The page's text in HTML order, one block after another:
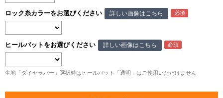
ロック糸カラーをお選びください 詳しい画像はこちら
ヒールパットをお選びください 詳しい画像はこちら
生地「ダイヤラバー」選択時はヒールパット「透明」はご使用いただけません